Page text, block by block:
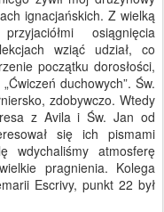
ignacjańskich. Z wielką
osiągnięcia
wziąć udział, co
początku dorosłości,
duchowych”. Św.
zdobywczo. Wtedy
z Avila i Św. Jan od
się ich pismami
wdychaliśmy atmosferę
pragnienia. Kolega
Escrivy, punkt 22 był